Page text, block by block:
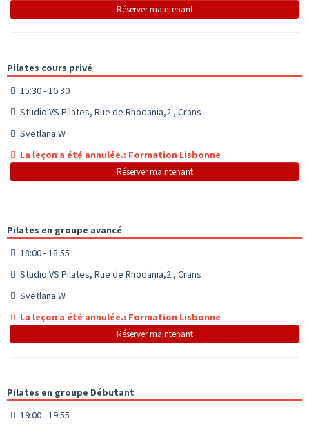
Réserver maintenant
Pilates cours privé
15:30 - 16:30
Studio VS Pilates, Rue de Rhodania,2 , Crans
Svetlana W
La leçon a été annulée.: Formation Lisbonne
Réserver maintenant
Pilates en groupe avancé
18:00 - 18:55
Studio VS Pilates, Rue de Rhodania,2 , Crans
Svetlana W
La leçon a été annulée.: Formation Lisbonne
Réserver maintenant
Pilates en groupe Débutant
19:00 - 19:55